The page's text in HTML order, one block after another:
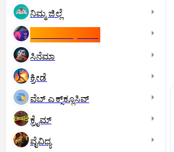
ನಿಮ್ಮ ಜಿಲ್ಲೆ
ಸಿನೆಮಾ
ಕ್ರೀಡೆ
ವೆಬ್ ಎಕ್ಸ್‌ಕ್ಲೂಸಿವ್
ಕ್ರೈಮ್
ವೈವಿಧ್ಯ